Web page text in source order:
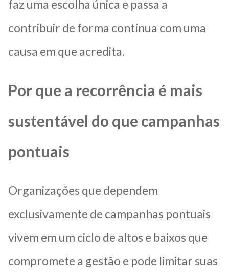
faz uma escolha única e passa a
contribuir de forma contínua com uma
causa em que acredita.
Por que a recorrência é mais
sustentável do que campanhas
pontuais
Organizações que dependem
exclusivamente de campanhas pontuais
vivem em um ciclo de altos e baixos que
compromete a gestão e pode limitar suas